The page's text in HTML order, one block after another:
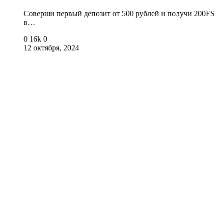
Соверши первый депозит от 500 рублей и получи 200FS
в…
0 16k 0
12 октября, 2024